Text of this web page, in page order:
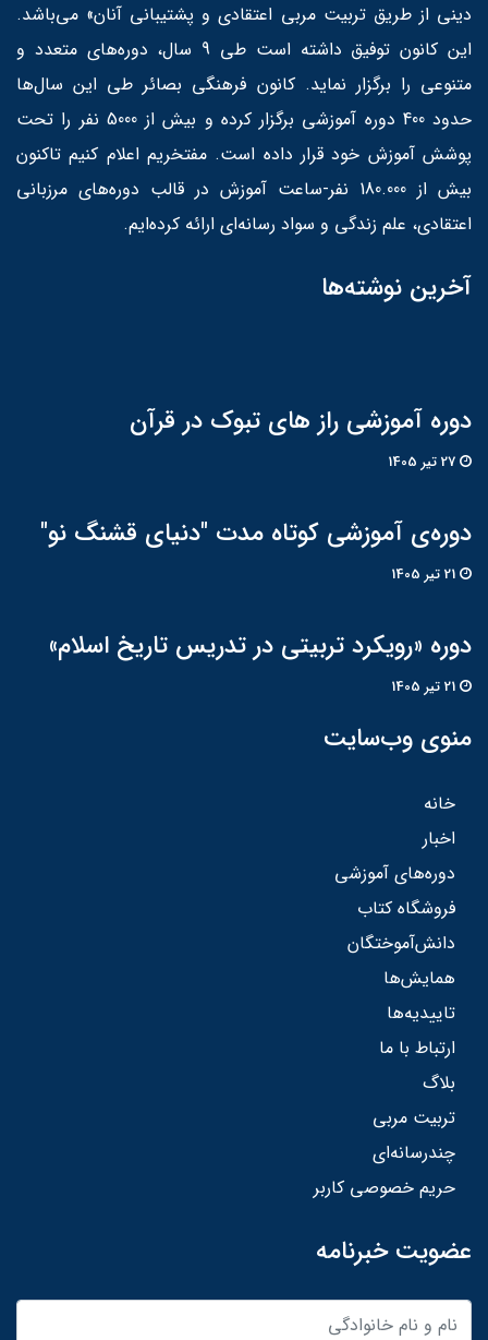
دینی از طریق تربیت مربی اعتقادی و پشتیبانی آنان» می‌باشد.
این کانون توفیق داشته است طی 9 سال، دوره‌های متعدد و
متنوعی را برگزار نماید. کانون فرهنگی بصائر طی این سال‌ها
حدود 400 دوره آموزشی برگزار کرده و بیش از 5000 نفر را تحت
پوشش آموزش خود قرار داده است. مفتخریم اعلام کنیم تاکنون
بیش از 180.000 نفر-ساعت آموزش در قالب دوره‌های مرزبانی
اعتقادی، علم زندگی و سواد رسانه‌ای ارائه کرده‌ایم.
آخرین نوشته‌ها
دوره آموزشی راز های تبوک در قرآن
دوره‌ی آموزشی کوتاه مدت "دنیای قشنگ نو"
دوره «رویکرد تربیتی در تدریس تاریخ اسلام»
منوی وب‌سایت
خانه
اخبار
دوره‌های آموزشی
فروشگاه کتاب
دانش‌آموختگان
همایش‌ها
تاییدیه‌ها
ارتباط با ما
بلاگ
تربیت مربی
چندرسانه‌ای
حریم خصوصی کاربر
عضویت خبرنامه